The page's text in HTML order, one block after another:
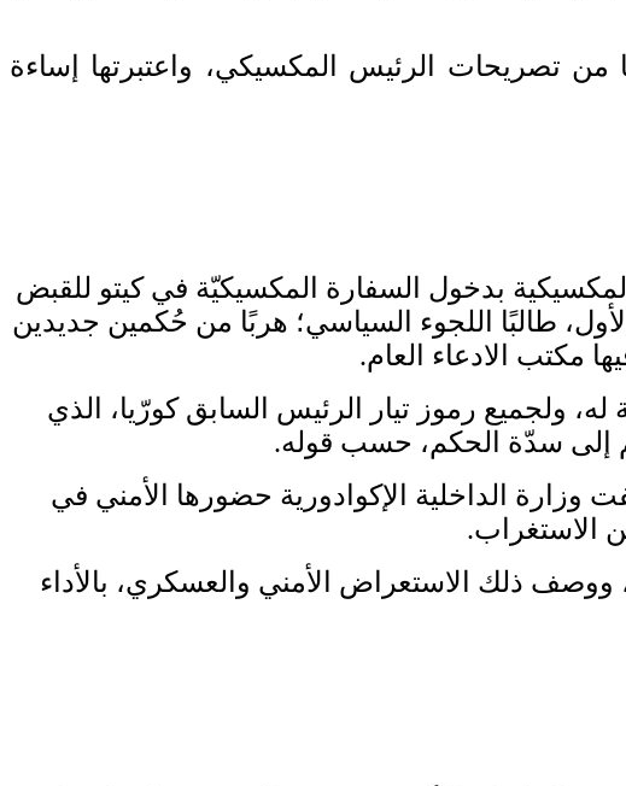
من تصريحات الرئيس المكسيكي، واعتبرتها إساءة
بدخول السفارة المكسيكيّة في كيتو للقبض
الذي لجأ إلى مقرها منذ 17 ديسمبر/ كانون الأول، طالبًا اللجوء السياسي؛ هربًا من حُكمين جديدين
مكتب الادعاء العام.
ولجميع رموز تيار الرئيس السابق كورّيا، الذي
إلى سدّة الحكم، حسب قوله.
وزارة الداخلية الإكوادورية حضورها الأمني في
الاستغراب.
ذلك الاستعراض الأمني والعسكري، بالأداء